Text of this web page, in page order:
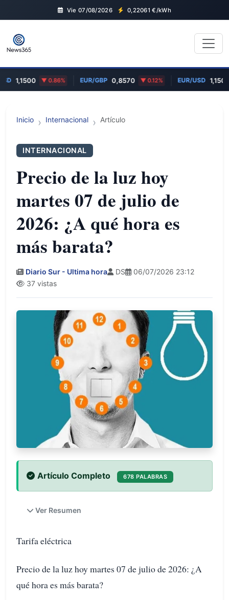
Vie 07/08/2026 0,22061 €/kWh
1,1500 0.86% EUR/GBP 0,8570 0.12% EUR/USD 1,1500
Inicio Internacional Artículo
INTERNACIONAL
Precio de la luz hoy
martes 07 de julio de
2026: ¿A qué hora es
más barata?
Diario Sur - Ultima hora DS
06/07/2026 23:12
37 vistas
Artículo Completo 678 PALABRAS
Ver Resumen
Tarifa eléctrica
Precio de la luz hoy martes 07 de julio de 2026: ¿A
qué hora es más barata?